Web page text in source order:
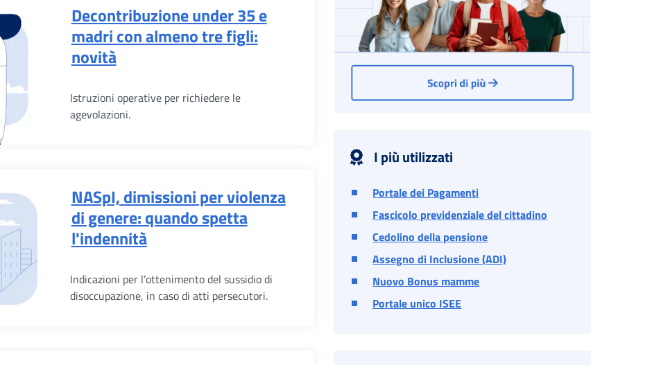
Decontribuzione under 35 e
madri con almeno tre figli:
novità
Istruzioni operative per richiedere le
agevolazioni.
NASpI, dimissioni per violenza
di genere: quando spetta
l'indennità
Indicazioni per l’ottenimento del sussidio di
disoccupazione, in caso di atti persecutori.
I più utilizzati
Portale dei Pagamenti
Fascicolo previdenziale del cittadino
Cedolino della pensione
Assegno di Inclusione (ADI)
Nuovo Bonus mamme
Portale unico ISEE